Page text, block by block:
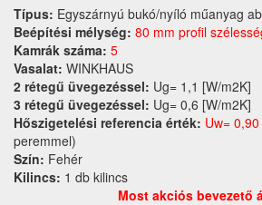
Típus: Egyszárnyú bukó/nyíló műanyag
Beépítési mélység: 80 mm profil
Kamrák száma: 5
Vasalat: WINKHAUS
2 rétegű üvegezéssel: Ug= 1,1 [W/m2K]
3 rétegű üvegezéssel: Ug= 0,6 [W/m2K]
Hőszigetelési referencia érték: Uw=
peremmel)
Szín: Fehér
Kilincs: 1 db kilincs
Most akciós bevezető